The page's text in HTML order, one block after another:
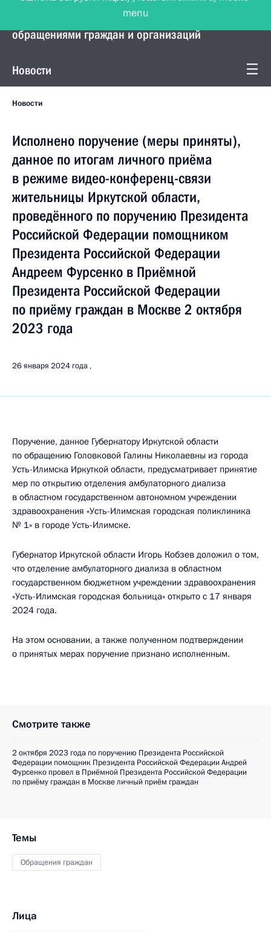
Управление Президента по работе с
обращениями граждан и организаций
Новости
Новости
Исполнено поручение (меры приняты),
данное по итогам личного приёма
в режиме видео-конференц-связи
жительницы Иркутской области,
проведённого по поручению Президента
Российской Федерации помощником
Президента Российской Федерации
Андреем Фурсенко в Приёмной
Президента Российской Федерации
по приёму граждан в Москве 2 октября
2023 года
26 января 2024 года
Поручение, данное Губернатору Иркутской области
по обращению Головковой Галины Николаевны из города
Усть-Илимска Иркуткой области, предусматривает принятие
мер по открытию отделения амбулаторного диализа
в областном государственном автономном учреждении
здравоохранения «Усть-Илимская городская поликлиника
№ 1» в городе Усть-Илимске.
Губернатор Иркутской области Игорь Кобзев доложил о том,
что отделение амбулаторного диализа в областном
государственном бюджетном учреждении здравоохранения
«Усть-Илимская городская больница» открыто с 17 января
2024 года.
На этом основании, а также полученном подтверждении
о принятых мерах поручение признано исполненным.
Смотрите также
2 октября 2023 года по поручению Президента Российской
Федерации помощник Президента Российской Федерации Андрей
Фурсенко провел в Приёмной Президента Российской Федерации
по приёму граждан в Москве личный приём граждан
Темы
Обращения граждан
Лица
menu